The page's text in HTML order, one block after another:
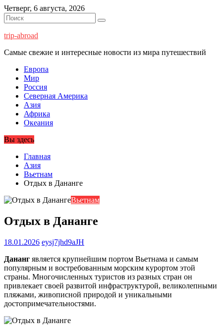
Перейти
к
содержимому
Четверг, 6 августа, 2026
trip-abroad
Самые свежие и интересные новости из мира путешествий
Европа
Мир
Россия
Северная Америка
Азия
Африка
Океания
Вы здесь
Главная
Азия
Вьетнам
Отдых в Дананге
Вьетнам
Отдых в Дананге
18.01.2026 eysj7jhd9aJH
Дананг является крупнейшим портом Вьетнама и самым
популярным и востребованным морским курортом этой
страны. Многочисленных туристов из разных стран он
привлекает своей развитой инфраструктурой, великолепными
пляжами, живописной природой и уникальными
достопримечательностями.